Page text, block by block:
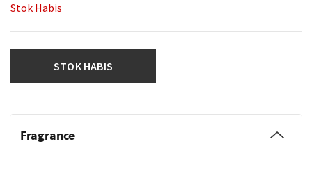
Stok Habis
STOK HABIS
Fragrance